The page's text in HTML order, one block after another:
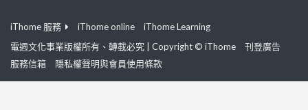
iThome 服務 iThome online
iThome Learning
電週文化事業版權所有、轉載必究 | Copyright © iThome
刊登廣告
服務信箱
隱私權聲明與會員使用條款